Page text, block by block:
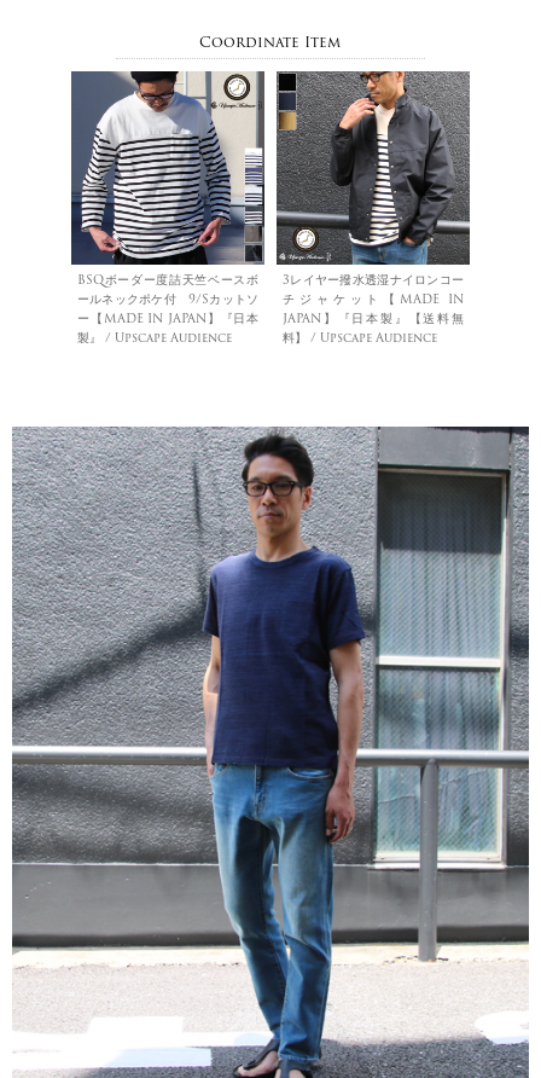
Coordinate Item
BSQボーダー度詰天竺ベースボ
ールネックポケ付 9/Sカットソ
ー【MADE IN JAPAN】『日本
製』 / Upscape Audience
3レイヤー撥水透湿ナイロンコー
チジャケット【MADE IN
JAPAN】『日本製』【送料無
料】 / Upscape Audience